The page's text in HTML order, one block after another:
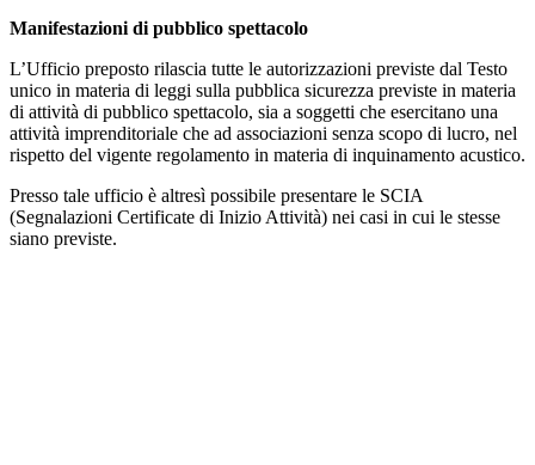
Manifestazioni di pubblico spettacolo
L’Ufficio preposto rilascia tutte le autorizzazioni previste dal Testo
unico in materia di leggi sulla pubblica sicurezza previste in materia
di attività di pubblico spettacolo, sia a soggetti che esercitano una
attività imprenditoriale che ad associazioni senza scopo di lucro, nel
rispetto del vigente regolamento in materia di inquinamento acustico.
Presso tale ufficio è altresì possibile presentare le SCIA
(Segnalazioni Certificate di Inizio Attività) nei casi in cui le stesse
siano previste.